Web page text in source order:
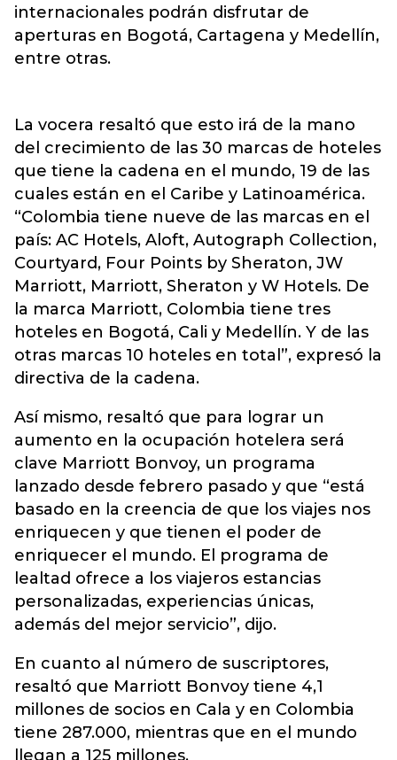
internacionales podrán disfrutar de
aperturas en Bogotá, Cartagena y Medellín,
entre otras.
La vocera resaltó que esto irá de la mano
del crecimiento de las 30 marcas de hoteles
que tiene la cadena en el mundo, 19 de las
cuales están en el Caribe y Latinoamérica.
“Colombia tiene nueve de las marcas en el
país: AC Hotels, Aloft, Autograph Collection,
Courtyard, Four Points by Sheraton, JW
Marriott, Marriott, Sheraton y W Hotels. De
la marca Marriott, Colombia tiene tres
hoteles en Bogotá, Cali y Medellín. Y de las
otras marcas 10 hoteles en total”, expresó la
directiva de la cadena.
Así mismo, resaltó que para lograr un
aumento en la ocupación hotelera será
clave Marriott Bonvoy, un programa
lanzado desde febrero pasado y que “está
basado en la creencia de que los viajes nos
enriquecen y que tienen el poder de
enriquecer el mundo. El programa de
lealtad ofrece a los viajeros estancias
personalizadas, experiencias únicas,
además del mejor servicio”, dijo.
En cuanto al número de suscriptores,
resaltó que Marriott Bonvoy tiene 4,1
millones de socios en Cala y en Colombia
tiene 287.000, mientras que en el mundo
llegan a 125 millones.